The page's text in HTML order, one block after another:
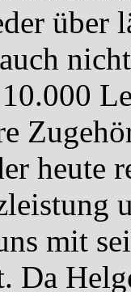
über
heute
mit
Da